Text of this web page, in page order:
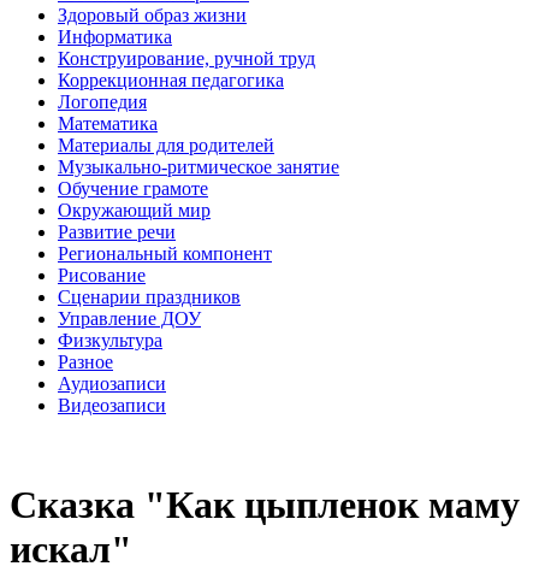
Здоровый образ жизни
Информатика
Конструирование, ручной труд
Коррекционная педагогика
Логопедия
Математика
Материалы для родителей
Музыкально-ритмическое занятие
Обучение грамоте
Окружающий мир
Развитие речи
Региональный компонент
Рисование
Сценарии праздников
Управление ДОУ
Физкультура
Разное
Аудиозаписи
Видеозаписи
Сказка "Как цыпленок маму
искал"